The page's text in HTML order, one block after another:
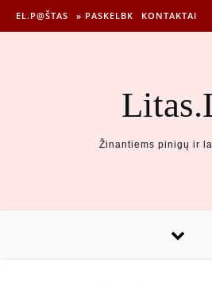
EL.P@ŠTAS » PASKELBK KONTAKTAI
Žinantiems pinigų ir